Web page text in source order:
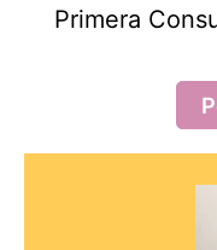
Primera